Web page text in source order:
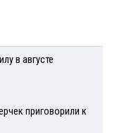
в августе
приговорили к